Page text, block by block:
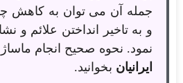
جمله آن می توان به کاهش
و به تاخیر انداختن علائم و
نمود. نحوه صحیح انجام
ایرانیان بخوانید.